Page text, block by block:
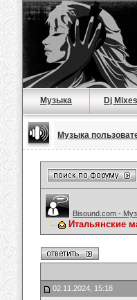
Музыка Dj Mixes
Музыка
Bisound.com -
Итальянские
02.11.2024, 15:18